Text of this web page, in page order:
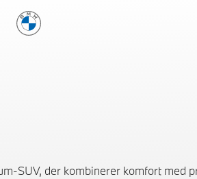
BMW Danmark
SUV, der kombinerer komfort